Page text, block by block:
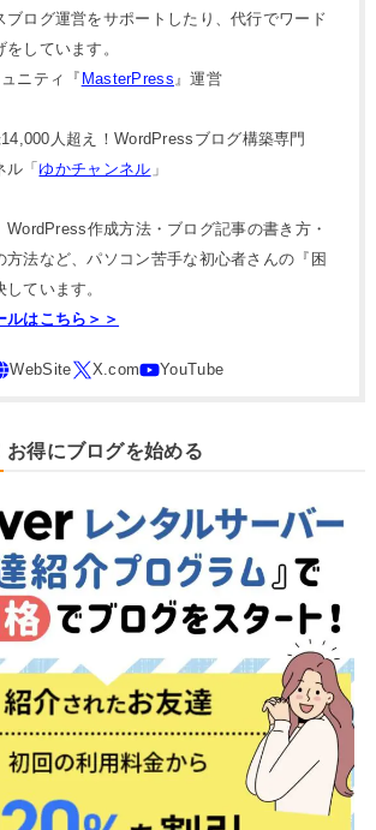
ブログ運営をサポートしたり、代行でワード
しています。
ニティ『 MasterPress』運営
人超え！WordPressブログ構築専門
ル「ゆかチャンネル 」
WordPress作成方法・ブログ記事の書き方・
方法など、パソコン苦手な初心者さんの『困
ています。
ルはこちら＞＞
お得にブログを始める